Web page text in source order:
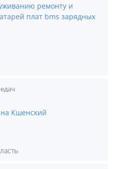
ремонту и
плат bms зарядных
Кшенский